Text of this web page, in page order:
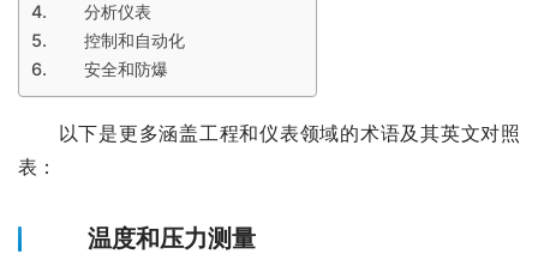
分析仪表
控制和自动化
安全和防爆
以下是更多涵盖工程和仪表领域的术语及其英文对照
表：
温度和压力测量